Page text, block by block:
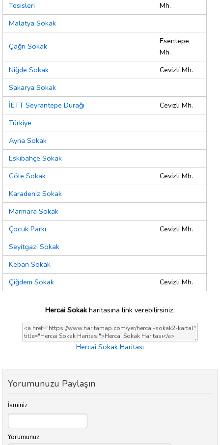
Tesisleri
Mh.
Malatya Sokak
Çağrı Sokak
Esentepe
Mh.
Niğde Sokak
Cevizli Mh.
Sakarya Sokak
İETT Seyrantepe Durağı
Cevizli Mh.
Türkiye
Ayna Sokak
Eskibahçe Sokak
Göle Sokak
Cevizli Mh.
Karadeniz Sokak
Marmara Sokak
Çocuk Parkı
Cevizli Mh.
Seyitgazi Sokak
Keban Sokak
Çiğdem Sokak
Cevizli Mh.
Hercai Sokak haritasına link verebilirsiniz;
Hercai Sokak Haritası
Yorumunuzu Paylaşın
İsminiz
Yorumunuz